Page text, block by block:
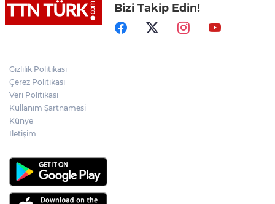
Lukaku Fener’e mi, Beşiktaş’a mı geliyor?
Rojin Kabaiş, Hiranur Nilgün Aygar ve
Kıvanç Uman’ın ailelerini hedef alam
Bizi Takip Edin!
Gizlilik Politikası
Çerez Politikası
Veri Politikası
Kullanım Şartnamesi
Künye
İletişim